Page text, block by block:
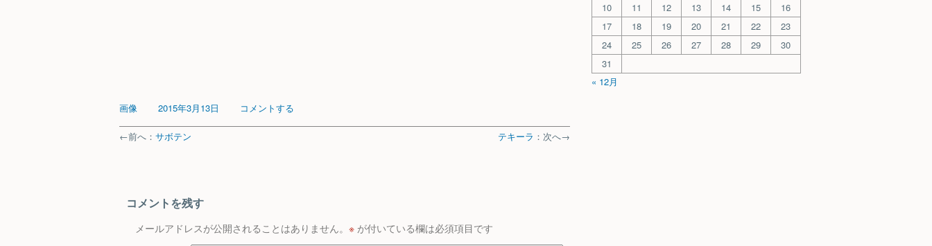
画像 2015年3月13日 コメントする
←前へ： サボテン テキーラ ：次へ→
コメントを残す
メールアドレスが公開されることはありません。 ※ が付いている欄は必須項目です
10
11 12 13 14 15
16
17
18 19 20 21 22
23
24
25 26 27 28 29
30
31
« 12月